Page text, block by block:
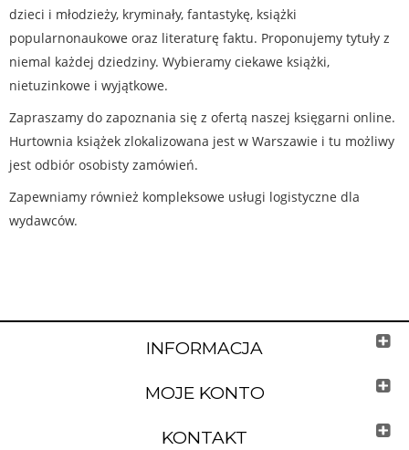
dzieci i młodzieży, kryminały, fantastykę, książki
popularnonaukowe oraz literaturę faktu. Proponujemy tytuły z
niemal każdej dziedziny. Wybieramy ciekawe książki,
nietuzinkowe i wyjątkowe.
Zapraszamy do zapoznania się z ofertą naszej księgarni online.
Hurtownia książek zlokalizowana jest w Warszawie i tu możliwy
jest odbiór osobisty zamówień.
Zapewniamy również kompleksowe usługi logistyczne dla
wydawców.
INFORMACJA
MOJE KONTO
KONTAKT